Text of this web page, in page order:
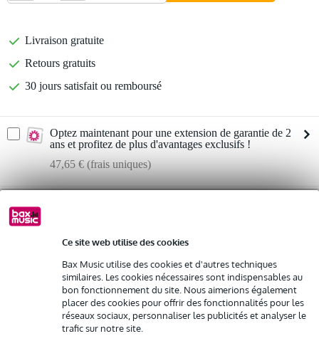
Ce site web utilise des cookies
Bax Music utilise des cookies et d'autres techniques
similaires. Les cookies nécessaires sont indispensables au
bon fonctionnement du site. Nous aimerions également
placer des cookies pour offrir des fonctionnalités pour les
réseaux sociaux, personnaliser les publicités et analyser le
trafic sur notre site.
Livraison gratuite
Retours gratuits
30 jours satisfait ou remboursé
Optez maintenant pour une extension de garantie de 2
ans et profitez de plus d'avantages exclusifs !
47,65 € (frais uniques)
% Louez ce produit
Louez ce produit à partir de 68 € par mois
Location de plusieurs produits à la fois : min. 300 € et max.
2 500 €
Livraison à domicilegratuite
Résiliation possible du contrat après 4 mois
Possibilité d'acheter votre/vos produit(s) à un tarif réduit
Remplacement rapide par Bax Music en cas de défectuosité
Yamaha LL16M ARE guitare électro-
acoustique folk Naturalvous convient ?
Démarrer la vérification
Informations